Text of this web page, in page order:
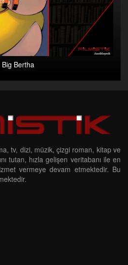
Big Bertha
tv, dizi, müzik, çizgi roman, kitap ve
tutan, hızla gelişen veritabanı ile en
vermeye devam etmektedir. Bu